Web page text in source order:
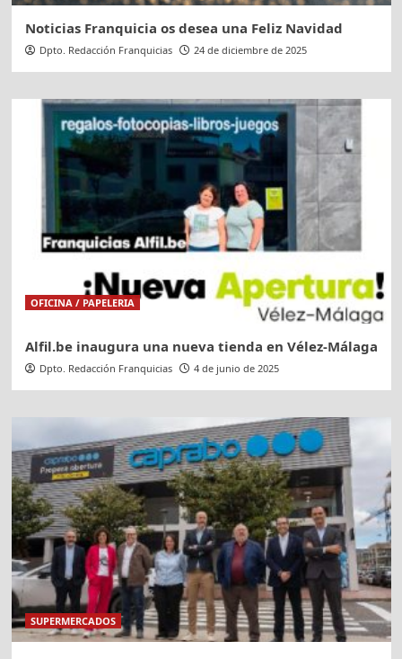
Noticias Franquicia os desea una Feliz Navidad
Dpto. Redacción Franquicias 24 de diciembre de 2025
OFICINA / PAPELERIA
Alfil.be inaugura una nueva tienda en Vélez-Málaga
Dpto. Redacción Franquicias 4 de junio de 2025
SUPERMERCADOS